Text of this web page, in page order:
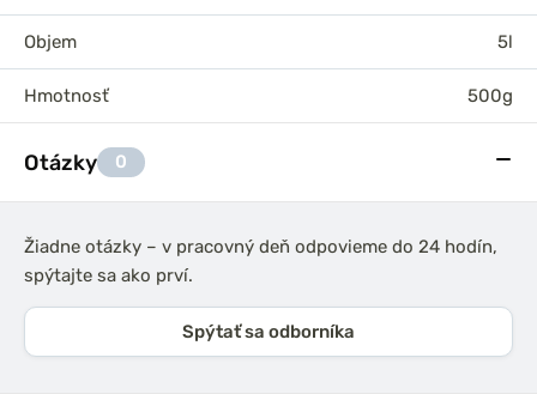
Objem 5l
Hmotnosť 500g
Otázky 0
Žiadne otázky – v pracovný deň odpovieme do 24 hodín,
spýtajte sa ako prví.
Spýtať sa odborníka